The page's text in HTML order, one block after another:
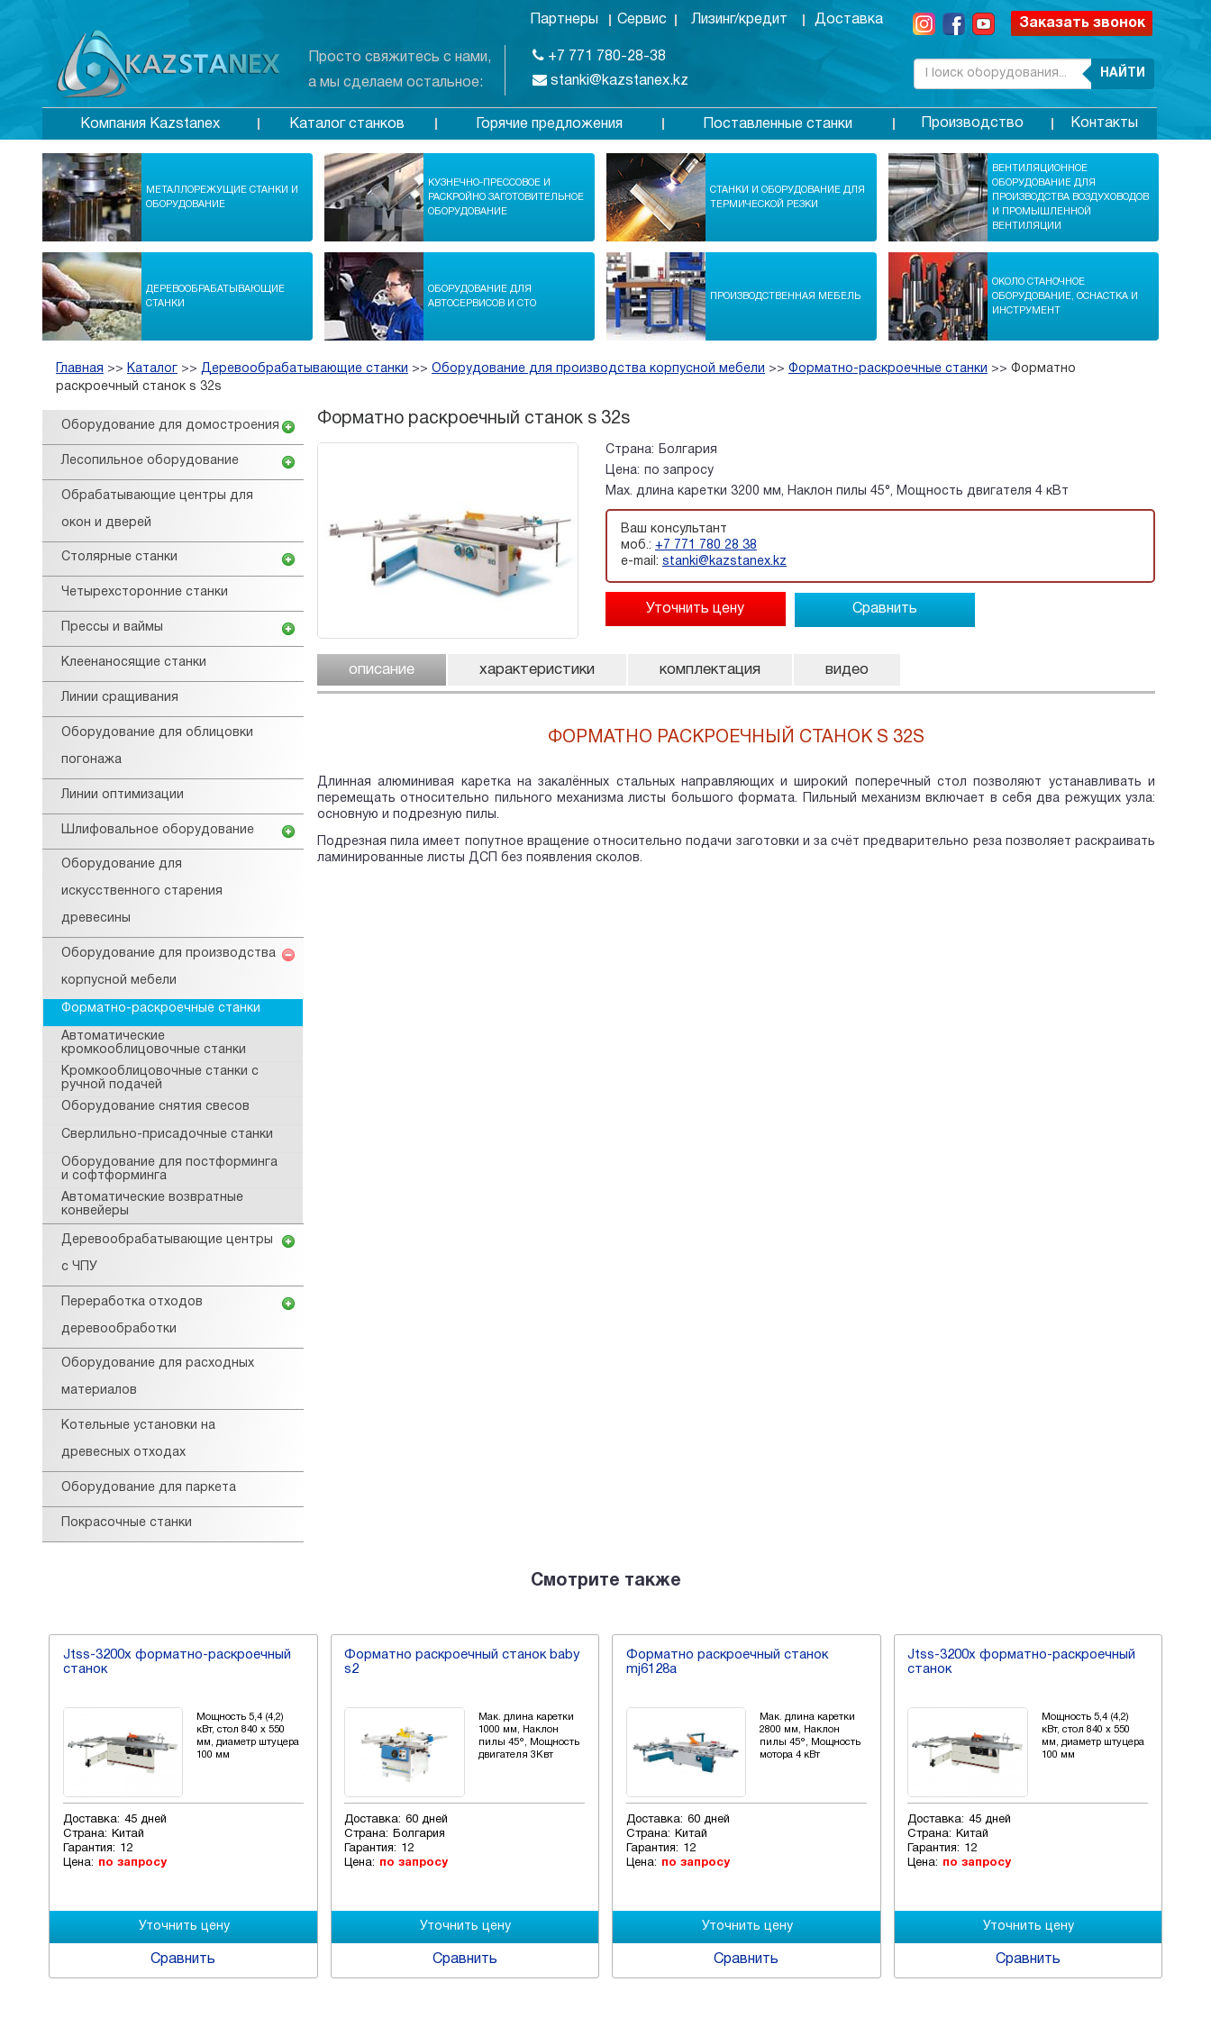
Просто свяжитесь с нами,
а мы сделаем остальное:
Партнеры Сервис Лизинг/кредит Доставка
+7 771 780-28-38
stanki@kazstanex.kz
Заказать звонок
НАЙТИ
Компания Kazstanex Каталог станков Горячие предложения Поставленные станки Производство Контакты
МЕТАЛЛОРЕЖУЩИЕ СТАНКИ И
ОБОРУДОВАНИЕ
КУЗНЕЧНО-ПРЕССОВОЕ И
РАСКРОЙНО ЗАГОТОВИТЕЛЬНОЕ
ОБОРУДОВАНИЕ
СТАНКИ И ОБОРУДОВАНИЕ ДЛЯ
ТЕРМИЧЕСКОЙ РЕЗКИ
ВЕНТИЛЯЦИОННОЕ
ОБОРУДОВАНИЕ ДЛЯ
ПРОИЗВОДСТВА ВОЗДУХОВОДОВ
И ПРОМЫШЛЕННОЙ
ВЕНТИЛЯЦИИ
ДЕРЕВООБРАБАТЫВАЮЩИЕ
СТАНКИ
ОБОРУДОВАНИЕ ДЛЯ
АВТОСЕРВИСОВ И СТО
ПРОИЗВОДСТВЕННАЯ МЕБЕЛЬ
ОКОЛО СТАНОЧНОЕ
ОБОРУДОВАНИЕ, ОСНАСТКА И
ИНСТРУМЕНТ
Главная >> Каталог >> Деревообрабатывающие станки >> Оборудование для производства корпусной мебели >> Форматно-раскроечные станки >> Форматно
раскроечный станок s 32s
Оборудование для домостроения
Лесопильное оборудование
Обрабатывающие центры для
окон и дверей
Столярные станки
Четырехсторонние станки
Прессы и ваймы
Клеенаносящие станки
Линии сращивания
Оборудование для облицовки
погонажа
Линии оптимизации
Шлифовальное оборудование
Оборудование для
искусственного старения
древесины
Оборудование для производства
корпусной мебели
Форматно-раскроечные станки
Автоматические
кромкооблицовочные станки
Кромкооблицовочные станки с
ручной подачей
Оборудование снятия свесов
Сверлильно-присадочные станки
Оборудование для постформинга
и софтформинга
Автоматические возвратные
конвейеры
Деревообрабатывающие центры
с ЧПУ
Переработка отходов
деревообработки
Оборудование для расходных
материалов
Котельные установки на
древесных отходах
Оборудование для паркета
Покрасочные станки
Форматно раскроечный станок s 32s
Страна:
Болгария
Цена: по запросу
Мах. длина каретки 3200 мм, Наклон пилы 45°, Мощность двигателя 4 кВт
Ваш консультант
моб.: +7 771 780 28 38
e-mail: stanki@kazstanex.kz
Сравнить
описание характеристики комплектация видео
ФОРМАТНО РАСКРОЕЧНЫЙ СТАНОК S 32S
Длинная алюминивая каретка на закалённых стальных направляющих и широкий поперечный стол позволяют устанавливать и
перемещать относительно пильного механизма листы большого формата. Пильный механизм включает в себя два режущих узла:
основную и подрезную пилы.
Подрезная пила имеет попутное вращение относительно подачи заготовки и за счёт предварительно реза позволяет раскраивать
ламинированные листы ДСП без появления сколов.
Смотрите также
Jtss-3200x форматно-раскроечный
станок
Мощность 5,4 (4,2)
кВт, стол 840 х 550
мм, диаметр штуцера
100 мм
Доставка: 45 дней
Страна: Китай
Гарантия:
12
Цена: по запросу
Сравнить
Форматно раскроечный станок baby
s2
Мак. длина каретки
1000 мм, Наклон
пилы 45°, Мощность
двигателя 3Квт
Доставка: 60 дней
Страна: Болгария
Гарантия:
12
Цена: по запросу
Сравнить
Форматно раскроечный станок
mj6128a
Мак. длина каретки
2800 мм, Наклон
пилы 45°, Мощность
мотора 4 кВт
Доставка: 60 дней
Страна: Китай
Гарантия:
12
Цена: по запросу
Сравнить
Jtss-3200x форматно-раскроечный
станок
Мощность 5,4 (4,2)
кВт, стол 840 х 550
мм, диаметр штуцера
100 мм
Доставка: 45 дней
Страна: Китай
Гарантия:
12
Цена: по запросу
Сравнить